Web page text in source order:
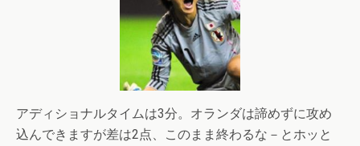
アディショナルタイムは3分。オランダは諦めずに攻め
込んできますが差は2点、このまま終わるな－とホッと